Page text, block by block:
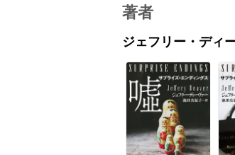
著者
ジェフリー・ディ